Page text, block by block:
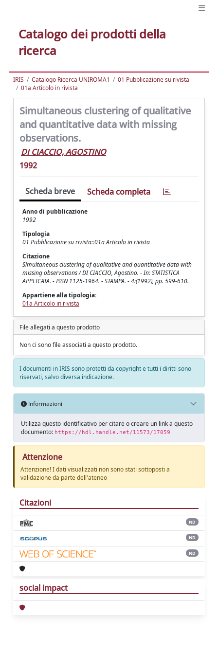
Catalogo dei prodotti della
ricerca
IRIS Catalogo Ricerca UNIROMA1
01 Pubblicazione su rivista
01a Articolo in rivista
Simultaneous clustering of qualitative
and quantitative data with missing
observations.
DI CIACCIO, AGOSTINO
1992
Scheda breve Scheda completa
Anno di pubblicazione
1992
Tipologia
01 Pubblicazione su rivista::01a Articolo in rivista
Citazione
Simultaneous clustering of qualitative and quantitative data with
missing observations / DI CIACCIO, Agostino. - In: STATISTICA
APPLICATA. - ISSN 1125-1964. - STAMPA. - 4:(1992), pp. 599-610.
Appartiene alla tipologia:
01a Articolo in rivista
File allegati a questo prodotto
Non ci sono file associati a questo prodotto.
I documenti in IRIS sono protetti da copyright e tutti i diritti sono
riservati, salvo diversa indicazione.
Informazioni
Utilizza questo identificativo per citare o creare un link a questo
documento: https://hdl.handle.net/11573/17059
Attenzione
Attenzione! I dati visualizzati non sono stati sottoposti a
validazione da parte dell'ateneo
Citazioni
ND
ND
ND
social impact